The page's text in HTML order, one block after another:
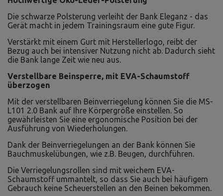
Die schwarze Polsterung verleiht der Bank Eleganz - das
Gerät macht in jedem Trainingsraum eine gute Figur.
Verstärkt mit einem Gurt mit Herstellerlogo, reibt der
Bezug auch bei intensiver Nutzung nicht ab. Dadurch sieht
die Bank lange Zeit wie neu aus.
Verstellbare Beinsperre, mit EVA-Schaumstoff
überzogen
Mit der verstellbaren Beinverriegelung können Sie die MS-
L101 2.0 Bank auf Ihre Körpergröße einstellen. So
gewährleisten Sie eine ergonomische Position bei der
Ausführung von Wiederholungen.
Dank der Beinverriegelungen an der Bank können Sie
Bauchmuskelübungen, wie z.B. Beugen, durchführen.
Die Verriegelungsrollen sind mit weichem EVA-
Schaumstoff ummantelt, so dass Sie auch bei häufigem
Gebrauch keine Scheuerstellen an den Beinen bekommen.